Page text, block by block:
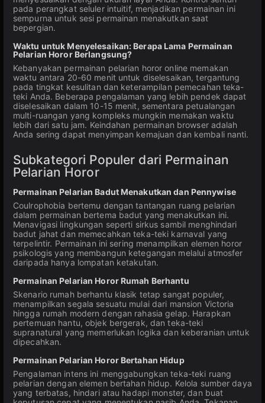
pada perangkat seluler intuitif, menjadikan permainan ini
sempurna untuk sesi permainan menakutkan saat
bepergian.
Waktu untuk Menyelesaikan: Berapa Lama Permainan
Pelarian Horor Berlangsung?
Kebanyakan permainan pelarian horor online memakan
waktu antara 20-60 menit untuk diselesaikan, tergantung
pada tingkat kesulitan dan keterampilan pemecahan teka-
teki Anda. Beberapa pengalaman yang lebih pendek dapat
diselesaikan dalam 10-15 menit, sementara petualangan
multi-ruangan yang kompleks mungkin memakan waktu
lebih dari satu jam. Keindahan permainan browser adalah
Anda sering dapat menyimpan kemajuan dan kembali nanti.
Subkategori Populer dari Permainan
Pelarian Horor
Permainan Pelarian Badut Menakutkan dan Pennywise
Coulrophobia bertemu dengan tantangan ruang pelarian
dalam permainan bertema badut yang menakutkan ini.
Menavigasi lingkungan seperti sirkus sambil menghindari
badut jahat dan memecahkan teka-teki karnaval yang
terpelintir. Permainan ini sering menampilkan elemen horor
psikologis yang membangun ketegangan melalui atmosfer
daripada hanya lompatan ketakutan.
Permainan Pelarian Horor Rumah Berhantu
Skenario rumah berhantu klasik tetap sangat populer,
menampilkan segala sesuatu mulai dari mansion Victoria
hingga rumah modern dengan rahasia gelap. Harapkan
pertemuan hantu, objek bergerak, dan teka-teki
supranatural yang memerlukan logika dan keberanian untuk
dipecahkan.
Permainan Pelarian Horor Bertahan Hidup
Pengalaman intens ini menggabungkan teka-teki ruang
pelarian dengan elemen bertahan hidup. Kelola sumber daya
yang terbatas, hindari atau hadapi monster, dan buat